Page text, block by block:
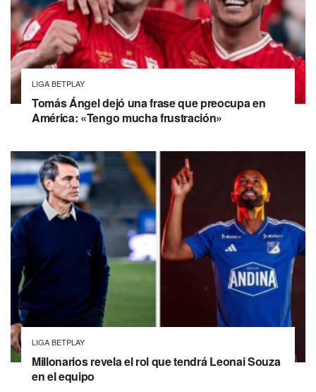
LIGA BETPLAY
Tomás Ángel dejó una frase que preocupa en
América: «Tengo mucha frustración»
LIGA BETPLAY
Millonarios revela el rol que tendrá Leonai Souza
en el equipo